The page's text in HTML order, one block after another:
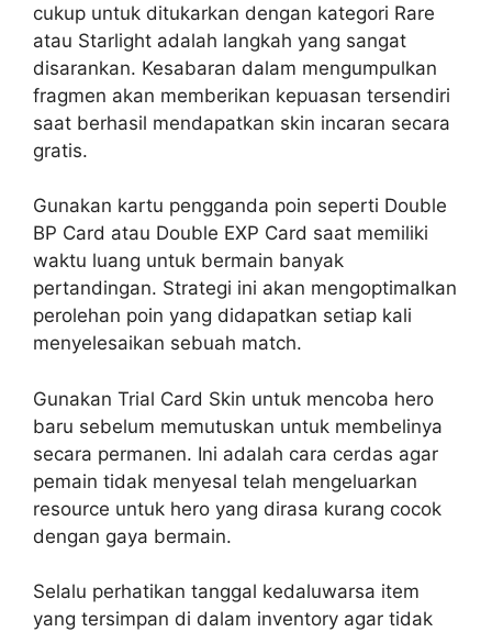
cukup untuk ditukarkan dengan kategori Rare
atau Starlight adalah langkah yang sangat
disarankan. Kesabaran dalam mengumpulkan
fragmen akan memberikan kepuasan tersendiri
saat berhasil mendapatkan skin incaran secara
gratis.
Gunakan kartu pengganda poin seperti Double
BP Card atau Double EXP Card saat memiliki
waktu luang untuk bermain banyak
pertandingan. Strategi ini akan mengoptimalkan
perolehan poin yang didapatkan setiap kali
menyelesaikan sebuah match.
Gunakan Trial Card Skin untuk mencoba hero
baru sebelum memutuskan untuk membelinya
secara permanen. Ini adalah cara cerdas agar
pemain tidak menyesal telah mengeluarkan
resource untuk hero yang dirasa kurang cocok
dengan gaya bermain.
Selalu perhatikan tanggal kedaluwarsa item
yang tersimpan di dalam inventory agar tidak